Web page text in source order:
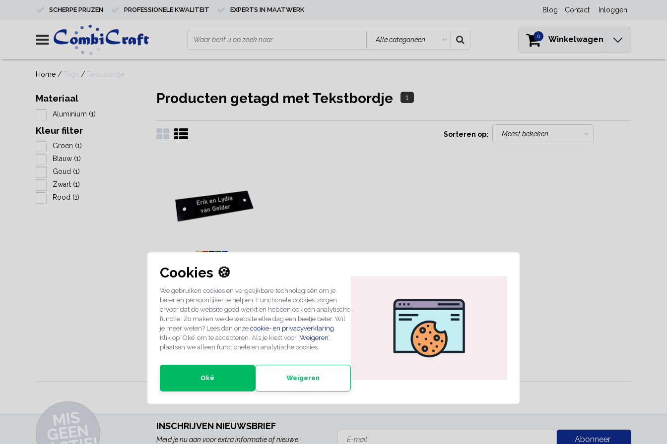
Cookies 🍪
We gebruiken cookies en vergelijkbare technologieën om je
beter en persoonlijker te helpen. Functionele cookies zorgen
ervoor dat de website goed werkt en hebben ook een analytische
functie. Zo maken we de website elke dag een beetje beter. Wil
je meer weten? Lees dan onze cookie- en privacyverklaring
Klik op ‘Oké’ om te accepteren. Als je kiest voor ‘Weigeren’,
plaatsen we alleen functionele en analytische cookies.
Oké Weigeren
SCHERPE PRIJZEN PROFESSIONELE KWALITEIT EXPERTS IN MAATWERK Blog Contact Inloggen
0 Winkelwagen
Home / Tags / Tekstbordje
Materiaal
Aluminium (1)
Kleur filter
Groen (1)
Blauw (1)
Goud (1)
Zwart (1)
Rood (1)
Producten getagd met Tekstbordje 1
Sorteren op:
Aluminium naamplaatje
met gaatjes 70x20mm
€3,49
+1
SCHERPE PRIJZEN PROFESSIONELE KWALITEIT
MI
S
G
E
E
N
A
C
TI INSCHRIJVEN NIEUWSBRIEF
Meld je nu aan voor extra informatie of nieuwe Abonneer